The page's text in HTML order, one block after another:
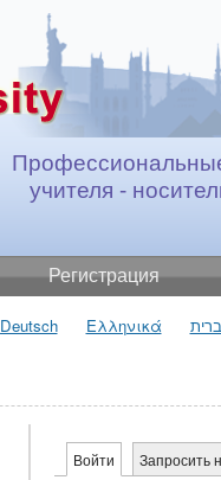
учителя -
Регистрация
Deutsch Ελληνικά
Главные вкладки
Войти (активная
Запросить